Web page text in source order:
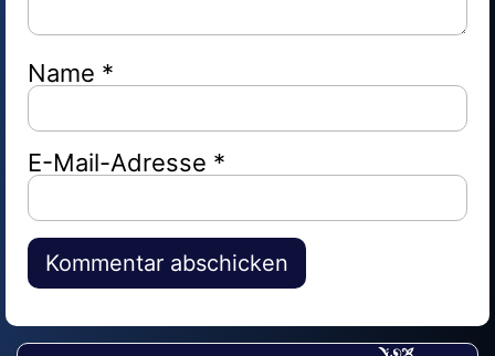
Name *
E-Mail-Adresse *
Alternative: